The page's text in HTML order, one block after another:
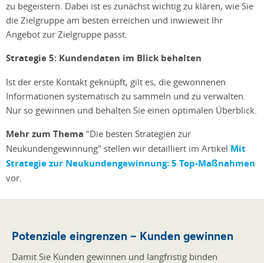
zu begeistern. Dabei ist es zunächst wichtig zu klären, wie Sie
die Zielgruppe am besten erreichen und inwieweit Ihr
Angebot zur Zielgruppe passt.
Strategie 5: Kundendaten im Blick behalten
Ist der erste Kontakt geknüpft, gilt es, die gewonnenen
Informationen systematisch zu sammeln und zu verwalten.
Nur so gewinnen und behalten Sie einen optimalen Überblick.
Mehr zum Thema "Die besten Strategien zur
Neukundengewinnung" stellen wir detailliert im Artikel Mit
Strategie zur Neukundengewinnung: 5 Top-Maßnahmen
vor.
Potenziale eingrenzen – Kunden gewinnen
Damit Sie Kunden gewinnen und langfristig binden